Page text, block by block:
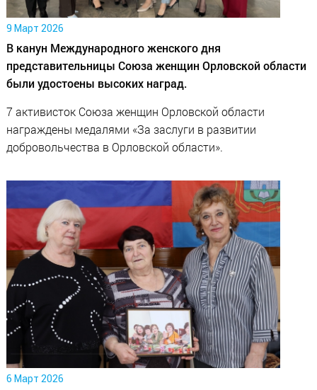
9 Март 2026
В канун Международного женского дня
представительницы Союза женщин Орловской области
были удостоены высоких наград.
7 активисток Союза женщин Орловской области
награждены медалями «За заслуги в развитии
добровольчества в Орловской области».
6 Март 2026